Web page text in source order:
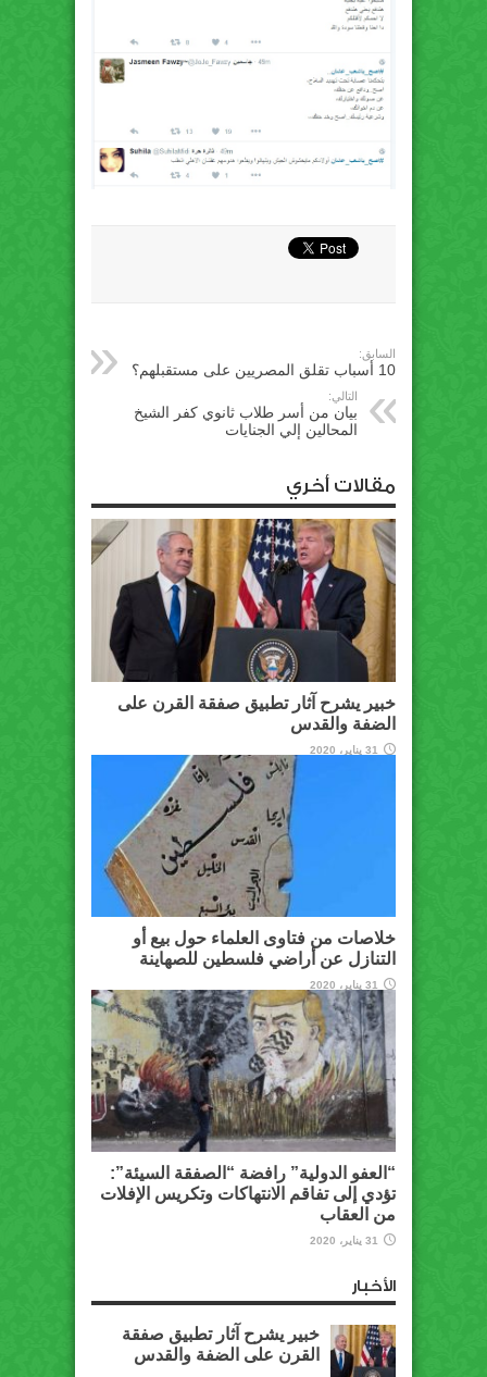
السابق:
10 أسباب تقلق المصريين على مستقبلهم؟
التالي:
بيان من أسر طلاب ثانوي كفر الشيخ
المحالين إلي الجنايات
مقالات أخري
خبير يشرح آثار تطبيق صفقة القرن على
الضفة والقدس
31 يناير، 2020
خلاصات من فتاوى العلماء حول بيع أو
التنازل عن أراضي فلسطين للصهاينة
31 يناير، 2020
“العفو الدولية” رافضة “الصفقة السيئة”:
تؤدي إلى تفاقم الانتهاكات وتكريس الإفلات
من العقاب
31 يناير، 2020
الأخبار
خبير يشرح آثار تطبيق صفقة
القرن على الضفة والقدس